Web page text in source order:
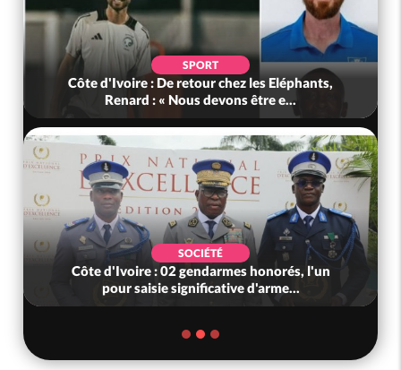
SPORT
Côte d'Ivoire : De retour chez les Eléphants,
Renard : « Nous devons être e...
SOCIÉTÉ
Côte d'Ivoire : 02 gendarmes honorés, l'un
pour saisie significative d'arme...